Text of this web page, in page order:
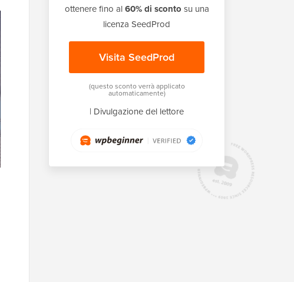
ottenere fino al60% di sconto su una
licenza SeedProd
Visita SeedProd
(questo sconto verrà applicato
automaticamente)
| Divulgazione del lettore